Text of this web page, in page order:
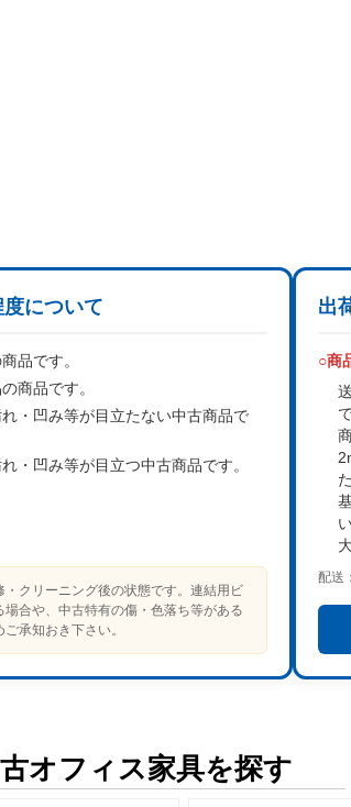
について
品です。
商品です。
・凹み等が目立たない中古商品で
・凹み等が目立つ中古商品です。
・クリーニング後の状態です。連結用ビ
場合や、中古特有の傷・色落ち等がある
承知おき下さい。
出
○商
配送
オフィス家具を探す